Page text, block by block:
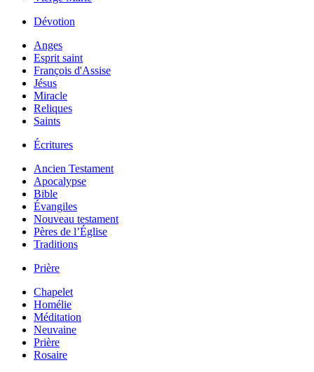
Dévotion
Anges
Esprit saint
François d'Assise
Jésus
Miracle
Reliques
Saints
Écritures
Ancien Testament
Apocalypse
Bible
Évangiles
Nouveau testament
Pères de l’Église
Traditions
Prière
Chapelet
Homélie
Méditation
Neuvaine
Prière
Rosaire